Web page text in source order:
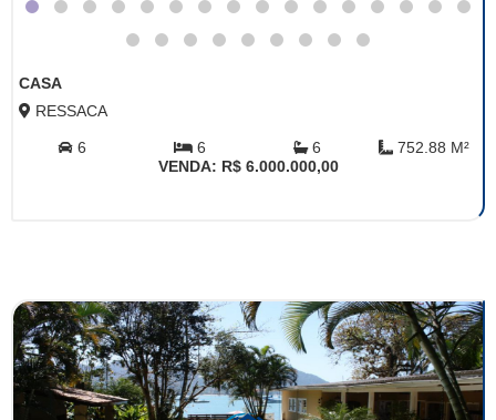
CASA
RESSACA
6 6 6
752.88 M²
VENDA: R$ 6.000.000,00